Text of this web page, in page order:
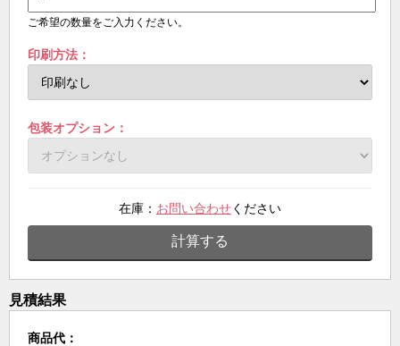
ご希望の数量をご入力ください。
印刷方法：
包装オプション：
在庫： お問い合わせください
計算する
見積結果
商品代：